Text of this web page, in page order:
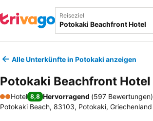
Reiseziel
Alle Unterkünfte in Potokaki anzeigen
Potokaki Beachfront Hotel
2 Sterne
Hotel 8,8 Hervorragend (597 Bewertungen)
Potokaki Beach, 83103, Potokaki, Griechenland